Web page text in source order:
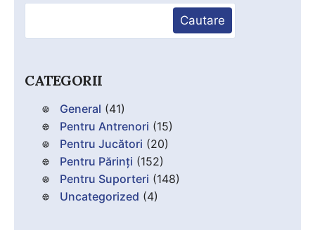
Cautare
CATEGORII
General (41)
Pentru Antrenori (15)
Pentru Jucători (20)
Pentru Părinți (152)
Pentru Suporteri (148)
Uncategorized (4)